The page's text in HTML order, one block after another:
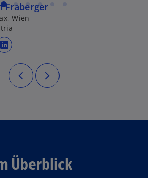
Fraberger
Wien
wird in einer neuen Registerkarte
Überblick